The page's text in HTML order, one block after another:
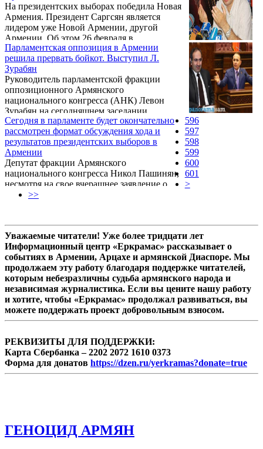
Сегодня продолжатся встречи в формате
фракций Республиканской партии,
«Наследия» и АРФ «Дашнакцутюн». Об
этом Tert.am сказал руководитель фракции
«Наследия» Рубен Акопян.
На президентских выборах победила Новая
Армения. Президент Саргсян является
лидером уже Новой Армении, другой
Армении. Об этом 26 февраля в
Национальном Собрании Армении заявил
депутат парламента от правящей
Республиканской партии Самвел Фарманян.
Парламентская оппозиция в Армении
решила прервать бойкот. Выступил Л.
Зурабян
Руководитель парламентской фракции
оппозиционного Армянского
национального конгресса (АНК) Левон
Зурабян на сегодняшнем заседании
Национального Собрания РА высказался
относительно состоявшихся 18 февраля
президентских выборов, заявив, что они
«изначально были сфальсифицированы».
Сегодня в парламенте будет окончательно
рассмотрен формат обсуждения хода и
результатов президентских выборов в
Армении
Депутат фракции Армянского
национального конгресса Никол Пашинян,
несмотря на свое вчерашнее заявление о
бойкотировании фракцией четырехдневных
Собрания Армении.
596
597
598
599
600
601
>
>>
Уважаемые читатели! Уже более тридцати лет
Информационный центр «Еркрамас» рассказывает о
событиях в Армении, Арцахе и армянской Диаспоре. Мы
продолжаем эту работу благодаря поддержке читателей,
которым небезразличны судьба армянского народа и
независимая журналистика. Если вы цените нашу работу
и хотите, чтобы «Еркрамас» продолжал развиваться, вы
можете поддержать проект добровольным взносом.
РЕКВИЗИТЫ ДЛЯ ПОДДЕРЖКИ:
Карта Сбербанка – 2202 2072 1610 0373
Форма для донатов https://dzen.ru/yerkramas?donate=true
ГЕНОЦИД АРМЯН